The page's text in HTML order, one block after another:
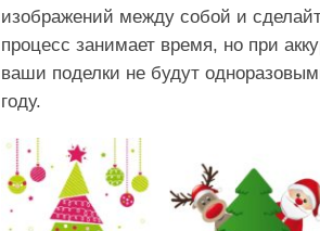
изображений между собой и
процесс занимает время, но при
ваши поделки не будут
году.